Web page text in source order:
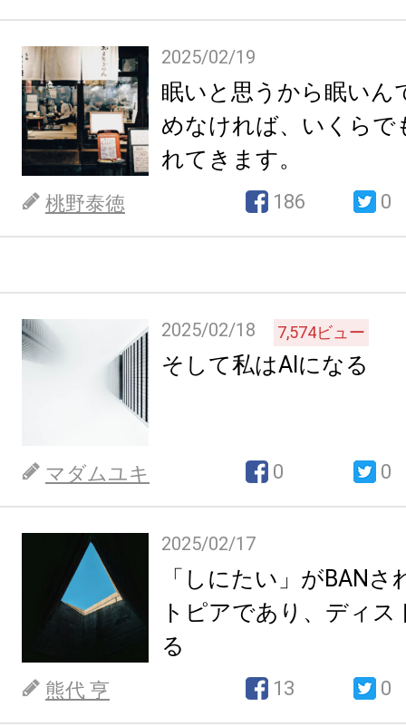
2025/02/19
眠いと思うから眠いん
めなければ、いくらで
れてきます。
桃野泰徳 186 0
2025/02/18 7,574ビュー
そして私はAIになる
マダムユキ 0 0
2025/02/17
「しにたい」がBAN
トピアであり、ディ
る
熊代 亨 13 0